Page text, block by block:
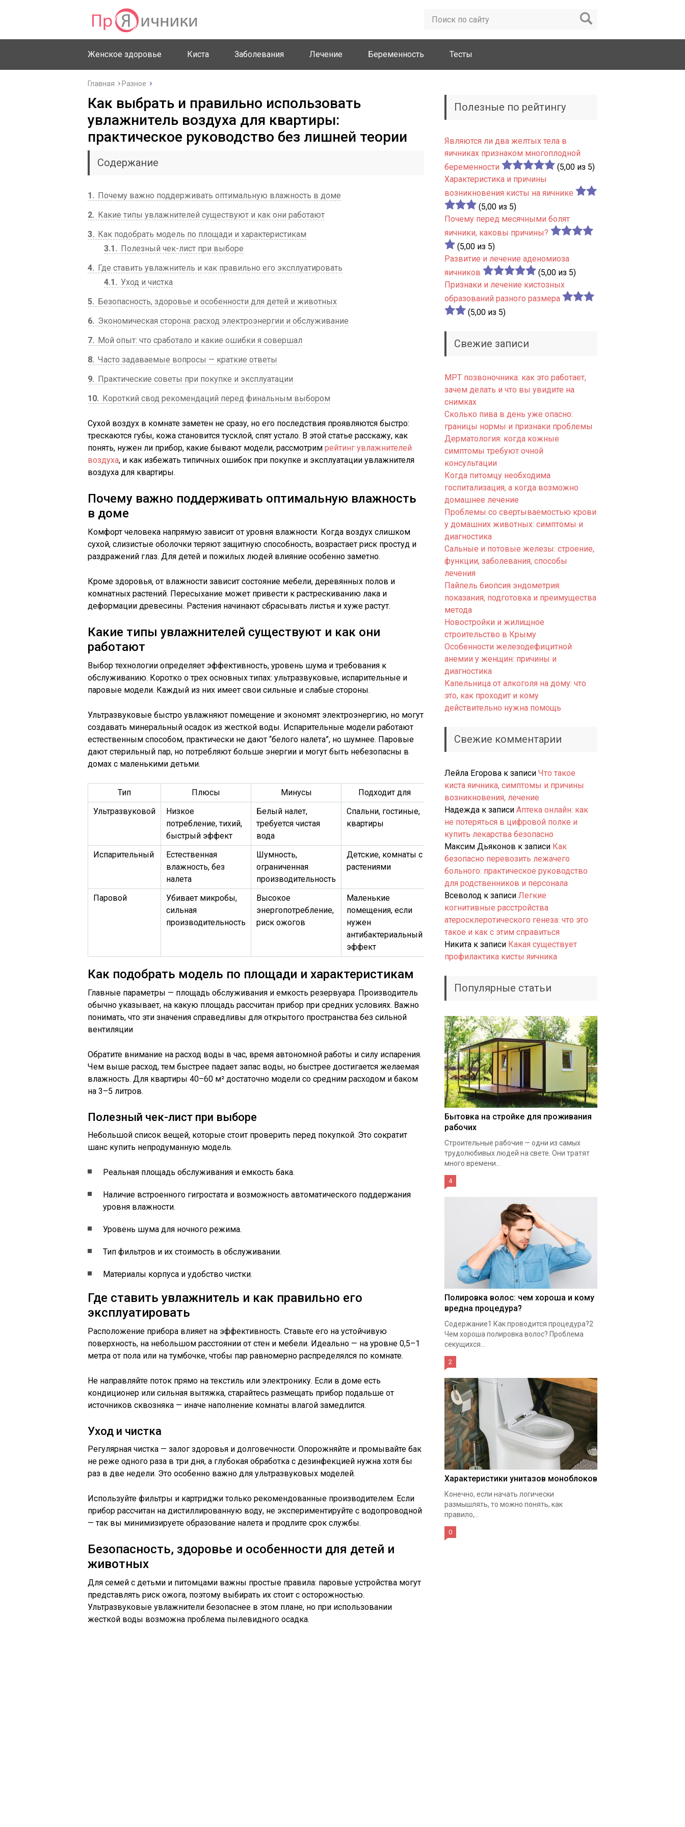
Женское здоровье Киста Заболевания Лечение Беременность Тесты
Главная Разное
Как выбрать и правильно использовать
увлажнитель воздуха для квартиры:
практическое руководство без лишней теории
Содержание
1
Почему важно поддерживать оптимальную влажность в доме
2
Какие типы увлажнителей существуют и как они работают
3
Как подобрать модель по площади и характеристикам
3.1
Полезный чек-лист при выборе
4
Где ставить увлажнитель и как правильно его эксплуатировать
4.1
Уход и чистка
5
Безопасность, здоровье и особенности для детей и животных
6
Экономическая сторона: расход электроэнергии и обслуживание
7
Мой опыт: что сработало и какие ошибки я совершал
8 Часто задаваемые вопросы — краткие ответы
9
Практические советы при покупке и эксплуатации
10
Короткий свод рекомендаций перед финальным выбором
Сухой воздух в комнате заметен не сразу, но его последствия проявляются быстро:
трескаются губы, кожа становится тусклой, спят устало. В этой статье расскажу, как
понять, нужен ли прибор, какие бывают модели, рассмотрим рейтинг увлажнителей
воздуха, и как избежать типичных ошибок при покупке и эксплуатации увлажнителя
воздуха для квартиры.
Почему важно поддерживать оптимальную влажность
в доме
Комфорт человека напрямую зависит от уровня влажности. Когда воздух слишком
сухой, слизистые оболочки теряют защитную способность, возрастает риск простуд и
раздражений глаз. Для детей и пожилых людей влияние особенно заметно.
Кроме здоровья, от влажности зависит состояние мебели, деревянных полов и
комнатных растений. Пересыхание может привести к растрескиванию лака и
деформации древесины. Растения начинают сбрасывать листья и хуже растут.
Какие типы увлажнителей существуют и как они
работают
Выбор технологии определяет эффективность, уровень шума и требования к
обслуживанию. Коротко о трех основных типах: ультразвуковые, испарительные и
паровые модели. Каждый из них имеет свои сильные и слабые стороны.
Ультразвуковые быстро увлажняют помещение и экономят электроэнергию, но могут
создавать минеральный осадок из жесткой воды. Испарительные модели работают
естественным способом, практически не дают “белого налета”, но шумнее. Паровые
дают стерильный пар, но потребляют больше энергии и могут быть небезопасны в
домах с маленькими детьми.
Тип Плюсы Минусы
Подходит для
Ультразвуковой
Низкое
потребление, тихий,
быстрый эффект
Белый налет,
требуется чистая
вода
Спальни, гостиные,
квартиры
Испарительный
Естественная
влажность, без
налета
Шумность,
ограниченная
производительность
Детские, комнаты с
растениями
Паровой
Убивает микробы,
сильная
производительность
Высокое
энергопотребление,
риск ожогов
Маленькие
помещения, если
нужен
антибактериальный
эффект
Как подобрать модель по площади и характеристикам
Главные параметры — площадь обслуживания и емкость резервуара. Производитель
обычно указывает, на какую площадь рассчитан прибор при средних условиях. Важно
понимать, что эти значения справедливы для открытого пространства без сильной
вентиляции
Обратите внимание на расход воды в час, время автономной работы и силу испарения.
Чем выше расход, тем быстрее падает запас воды, но быстрее достигается желаемая
влажность. Для квартиры 40–60 м² достаточно модели со средним расходом и баком
на 3–5 литров.
Полезный чек-лист при выборе
Небольшой список вещей, которые стоит проверить перед покупкой. Это сократит
шанс купить непродуманную модель.
Реальная площадь обслуживания и емкость бака.
Наличие встроенного гигростата и возможность автоматического поддержания
уровня влажности.
Уровень шума для ночного режима.
Тип фильтров и их стоимость в обслуживании.
Материалы корпуса и удобство чистки.
Где ставить увлажнитель и как правильно его
эксплуатировать
Расположение прибора влияет на эффективность. Ставьте его на устойчивую
поверхность, на небольшом расстоянии от стен и мебели. Идеально — на уровне 0,5–1
метра от пола или на тумбочке, чтобы пар равномерно распределялся по комнате.
Не направляйте поток прямо на текстиль или электронику. Если в доме есть
кондиционер или сильная вытяжка, старайтесь размещать прибор подальше от
источников сквозняка — иначе наполнение комнаты влагой замедлится.
Уход и чистка
Регулярная чистка — залог здоровья и долговечности. Опорожняйте и промывайте бак
не реже одного раза в три дня, а глубокая обработка с дезинфекцией нужна хотя бы
раз в две недели. Это особенно важно для ультразвуковых моделей.
Используйте фильтры и картриджи только рекомендованные производителем. Если
прибор рассчитан на дистиллированную воду, не экспериментируйте с водопроводной
— так вы минимизируете образование налета и продлите срок службы.
Безопасность, здоровье и особенности для детей и
животных
Для семей с детьми и питомцами важны простые правила: паровые устройства могут
представлять риск ожога, поэтому выбирать их стоит с осторожностью.
Ультразвуковые увлажнители безопаснее в этом плане, но при использовании
жесткой воды возможна проблема пылевидного осадка.
Полезные по рейтингу
Являются ли два желтых тела в
яичниках признаком многоплодной
беременности
(5,00 из 5)
Характеристика и причины
возникновения кисты на яичнике
(5,00 из 5)
Почему перед месячными болят
яичники, каковы причины?
(5,00 из 5)
Развитие и лечение аденомиоза
яичников
(5,00 из 5)
Признаки и лечение кистозных
образований разного размера
(5,00 из 5)
Свежие записи
МРТ позвоночника: как это работает,
зачем делать и что вы увидите на
снимках
Сколько пива в день уже опасно:
границы нормы и признаки проблемы
Дерматология: когда кожные
симптомы требуют очной
консультации
Когда питомцу необходима
госпитализация, а когда возможно
домашнее лечение
Проблемы со свертываемостью крови
у домашних животных: симптомы и
диагностика
Сальные и потовые железы: строение,
функции, заболевания, способы
лечения
Пайпель биопсия эндометрия:
показания, подготовка и преимущества
метода
Новостройки и жилищное
строительство в Крыму
Особенности железодефицитной
анемии у женщин: причины и
диагностика
Капельница от алкоголя на дому: что
это, как проходит и кому
действительно нужна помощь
Свежие комментарии
Лейла Егорова к записи Что такое
киста яичника, симптомы и причины
возникновения, лечение
Надежда к записи Аптека онлайн: как
не потеряться в цифровой полке и
купить лекарства безопасно
Максим Дьяконов к записи Как
безопасно перевозить лежачего
больного: практическое руководство
для родственников и персонала
Всеволод к записи Легкие
когнитивные расстройства
атеросклеротического генеза: что это
такое и как с этим справиться
Никита к записи Какая существует
профилактика кисты яичника
Популярные статьи
Бытовка на стройке для проживания
рабочих
Строительные рабочие — одни из самых
трудолюбивых людей на свете. Они тратят
много времени...
4
Полировка волос: чем хороша и кому
вредна процедура?
Содержание1 Как проводится процедура?2
Чем хороша полировка волос? Проблема
секущихся...
2
Характеристики унитазов моноблоков
Конечно, если начать логически
размышлять, то можно понять, как
правило,...
0